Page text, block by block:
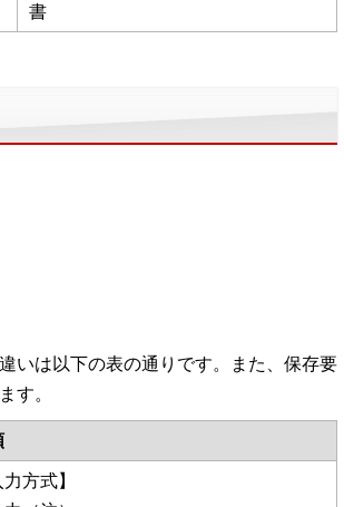
書
いは以下の表の通りです。また、保存要
す。
力方式】